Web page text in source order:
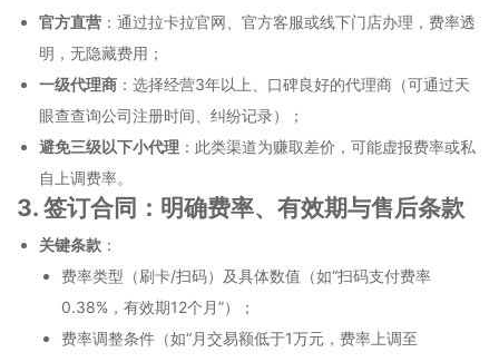
官方直营 ：通过拉卡拉官网、官方客服或线下门店办理，费率透
明，无隐藏费用；
一级代理商 ：选择经营3年以上、口碑良好的代理商（可通过天
眼查查询公司注册时间、纠纷记录）；
避免三级以下小代理 ：此类渠道为赚取差价，可能虚报费率或私
自上调费率。
3. 签订合同：明确费率、有效期与售后条款
关键条款 ：
费率类型（刷卡/扫码）及具体数值（如“扫码支付费率
0.38%，有效期12个月”）；
费率调整条件（如“月交易额低于1万元，费率上调至